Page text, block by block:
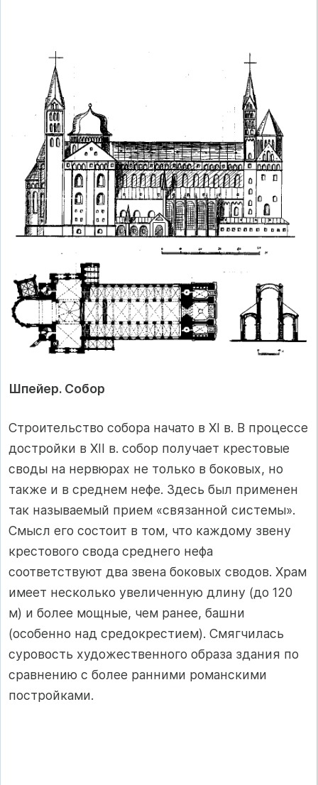
Шпейер. Собор
Строительство собора начато в XI в. В процессе
достройки в XII в. собор полу­чает крестовые
своды на нервюрах не только в боковых, но
также и в среднем нефе. Здесь был применен
так называемый прием «связанной системы».
Смысл его состоит в том, что каждому звену
крестового свода среднего нефа
соответствуют два звена боковых сводов. Храм
имеет несколько увеличенную длину (до 120
м) и более мощ­ные, чем ранее, башни
(особенно над средокрестием). Смягчилась
суровость художе­ственного образа здания по
сравнению с более ранними романскими
постройками.